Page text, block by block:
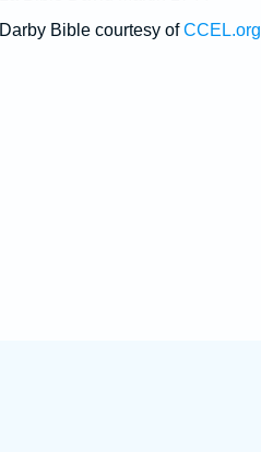
Darby Bible courtesy ofCCEL.org